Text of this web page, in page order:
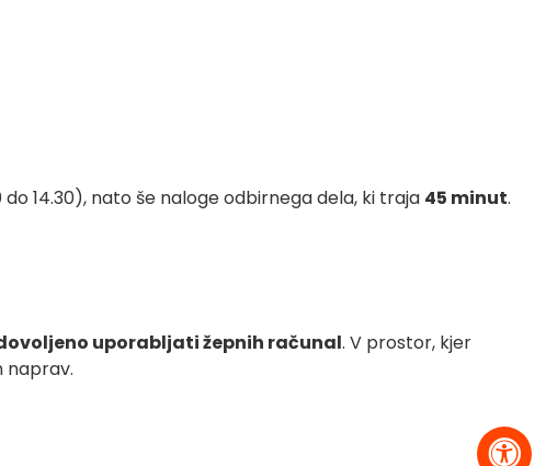
do 14.30), nato še naloge odbirnega dela, ki traja 45 minut.
uporabljati žepnih računal. V prostor, kjer
naprav.